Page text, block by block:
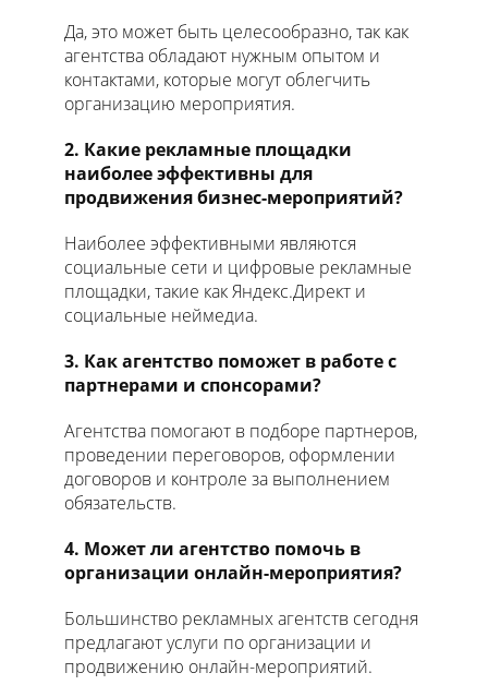
Да, это может быть целесообразно, так как
агентства обладают нужным опытом и
контактами, которые могут облегчить
организацию мероприятия.
2. Какие рекламные площадки
наиболее эффективны для
продвижения бизнес-мероприятий?
Наиболее эффективными являются
социальные сети и цифровые рекламные
площадки, такие как Яндекс.Директ и
социальные неймедиа.
3. Как агентство поможет в работе с
партнерами и спонсорами?
Агентства помогают в подборе партнеров,
проведении переговоров, оформлении
договоров и контроле за выполнением
обязательств.
4. Может ли агентство помочь в
организации онлайн-мероприятия?
Большинство рекламных агентств сегодня
предлагают услуги по организации и
продвижению онлайн-мероприятий.